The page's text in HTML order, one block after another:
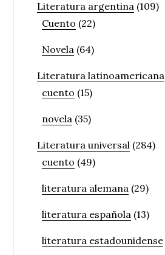
Literatura argentina (109)
Cuento (22)
Novela (64)
Literatura latinoamericana
cuento (15)
novela (35)
Literatura universal (284)
cuento (49)
literatura alemana (29)
literatura española (13)
literatura estadounidense